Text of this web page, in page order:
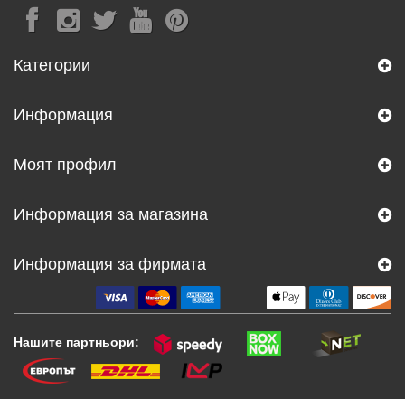
Категории
Информация
Моят профил
Информация за магазина
Информация за фирмата
Нашите партньори: